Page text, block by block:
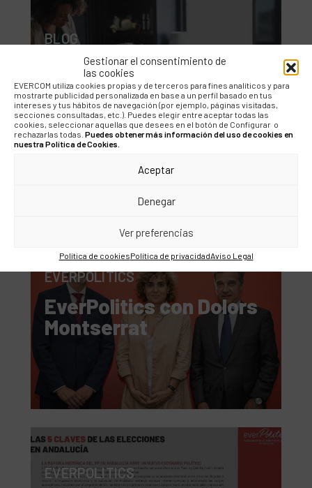
Gestionar el consentimiento de
las cookies
EVERCOM utiliza cookies propias y de terceros para fines analíticos y para
mostrarte publicidad personalizada en base a un perfil basado en tus
intereses y tus hábitos de navegación (por ejemplo, páginas visitadas,
secciones consultadas, etc.). Puedes elegir entre aceptar todas las
cookies, seleccionar aquellas que desees en el botón de Configurar o
rechazarlas todas. Puedes obtener más información del uso de cookies en
nuestra Política de Cookies.
Aceptar
Denegar
Ver preferencias
Política de cookiesPolítica de privacidadAviso Legal
BLOG
La sinergia entre
Asuntos Públicos y
Comunicación
Corporativa
EVERPOLITICS
EverPolitics con Dolors
Montserrat
EVERPOLITICS